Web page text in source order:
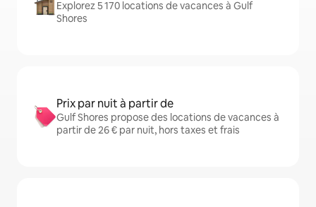
Explorez 5 170 locations de vacances à Gulf
Shores
Prix par nuit à partir de
Gulf Shores propose des locations de vacances à
partir de 26 € par nuit, hors taxes et frais